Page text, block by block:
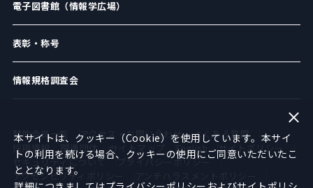
電子図書館（情報学広場）
表彰・称号
情報規格調査会
賛助会員一覧 アクセス・お問い合わせ
よくある質問
採用情報
関連団体 サイトマップ English
サイトポリシー
セキュリティについて
プライバシーポリシー
アクセシビリティポリシー
本サイトは、クッキー（Cookie）を使用しています。本サイ
トの利用を続ける場合、クッキーの使用にご同意いただいたこ
ととなります。